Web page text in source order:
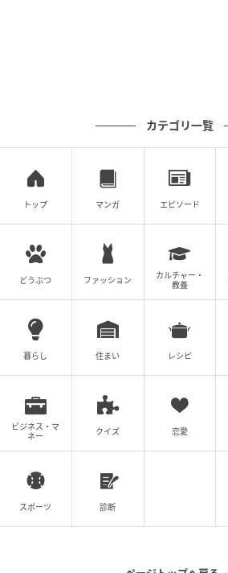
日記をスクロールし、やり直した
決意を胸に、右手の薬指をスマ
カテゴリ一覧
トップ マンガ エピソード
どうぶつ ファッション
カルチャー・
教養
暮らし 住まい レシピ
ビジネス・マ
ネー
クイズ 恋愛
スポーツ 診断